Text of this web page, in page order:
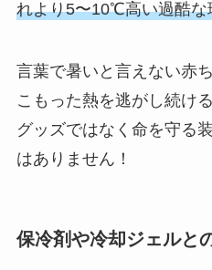
れより5〜10℃高い過酷な
言葉で暑いと言えない赤
こもった熱を逃がし続け
グッズではなく命を守る
はありません！
保冷剤や冷却ジェルと